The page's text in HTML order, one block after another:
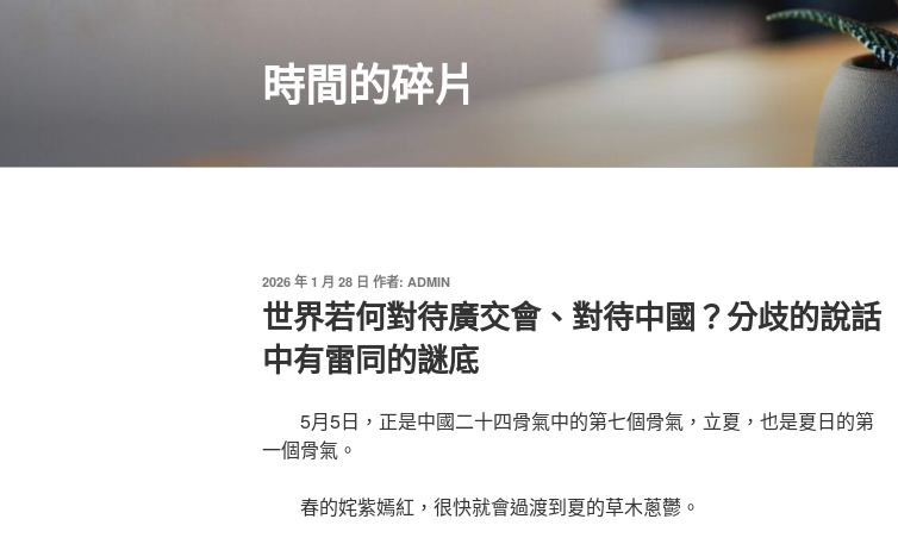
時間的碎片
發
佈
2026 年 1 月 28 日 作者: ADMIN
世界若何對待廣交會、對待中國？分歧的說話
中有雷同的謎底
5月5日，正是中國二十四骨氣中的第七個骨氣，立夏，也是夏日的第
一個骨氣。
春的姹紫嫣紅，很快就會過渡到夏的草木蔥鬱。